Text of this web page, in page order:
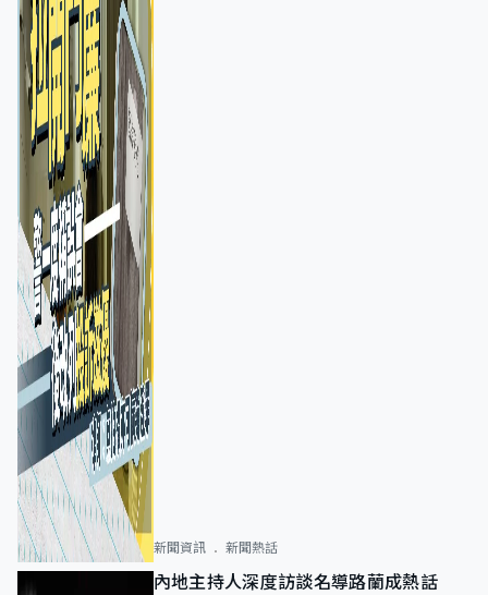
新聞資訊 新聞熱話
內地主持人深度訪談名導路蘭成熱話